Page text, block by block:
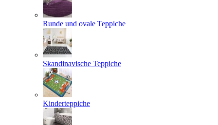
Runde und ovale Teppiche
Skandinavische Teppiche
Kinderteppiche